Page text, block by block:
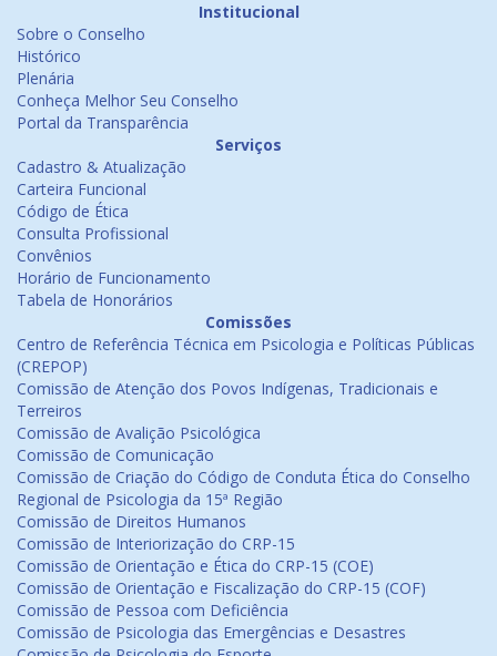
Institucional
Sobre o Conselho
Histórico
Plenária
Conheça Melhor Seu Conselho
Portal da Transparência
Serviços
Cadastro & Atualização
Carteira Funcional
Código de Ética
Consulta Profissional
Convênios
Horário de Funcionamento
Tabela de Honorários
Comissões
Centro de Referência Técnica em Psicologia e Políticas Públicas
(CREPOP)
Comissão de Atenção dos Povos Indígenas, Tradicionais e
Terreiros
Comissão de Avalição Psicológica
Comissão de Comunicação
Comissão de Criação do Código de Conduta Ética do Conselho
Regional de Psicologia da 15ª Região
Comissão de Direitos Humanos
Comissão de Interiorização do CRP-15
Comissão de Orientação e Ética do CRP-15 (COE)
Comissão de Orientação e Fiscalização do CRP-15 (COF)
Comissão de Pessoa com Deficiência
Comissão de Psicologia das Emergências e Desastres